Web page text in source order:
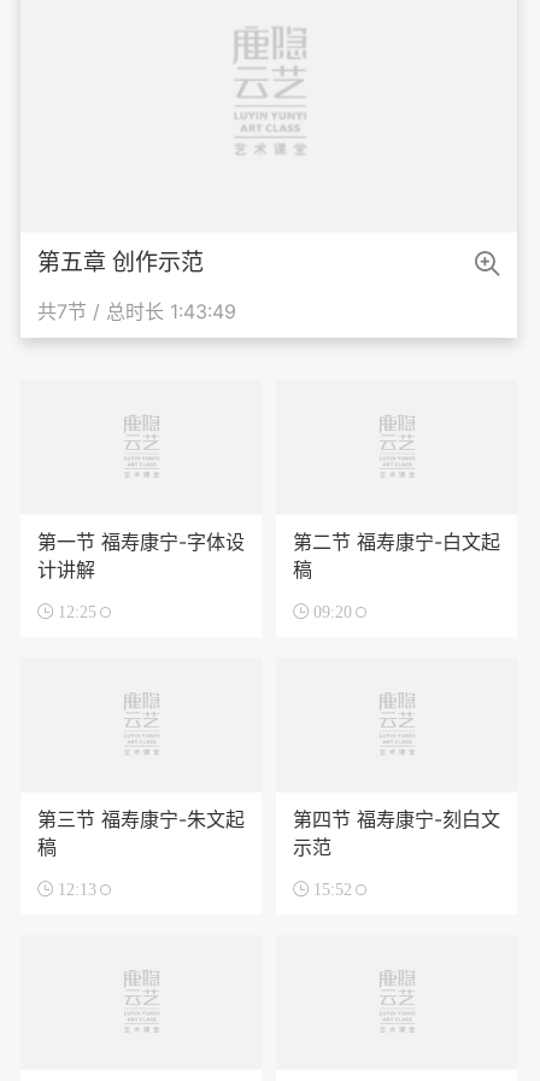
第五章 创作示范
共7节 / 总时长 1:43:49

第一节 福寿康宁-字体设
计讲解
 12:25
第二节 福寿康宁-白文起
稿
 09:20
第三节 福寿康宁-朱文起
稿
 12:13
第四节 福寿康宁-刻白文
示范
 15:52